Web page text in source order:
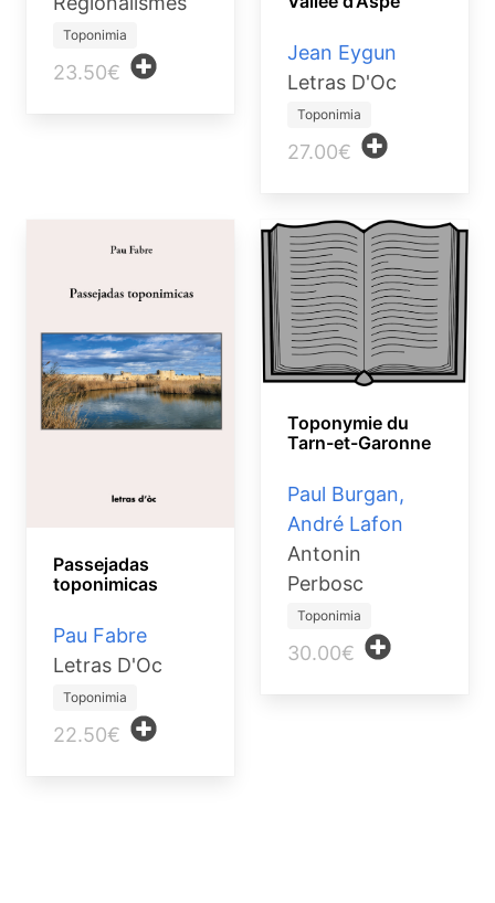
Toponimia
23.50€
Jean Eygun
Letras D'Oc
Toponimia
27.00€
Passejadas
toponimicas
Pau Fabre
Letras D'Oc
Toponimia
22.50€
Toponymie du
Tarn-et-Garonne
Paul Burgan,
André Lafon
Antonin
Perbosc
Toponimia
30.00€